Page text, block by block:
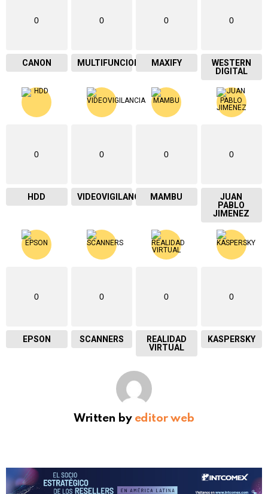
0
CANON
0
MULTIFUNCIONAL
0
MAXIFY
0
WESTERN
DIGITAL
0
HDD
0
VIDEOVIGILANCIA
0
MAMBU
0
JUAN
PABLO
JIMENEZ
0
EPSON
0
SCANNERS
0
REALIDAD
VIRTUAL
0
KASPERSKY
Written by editor web